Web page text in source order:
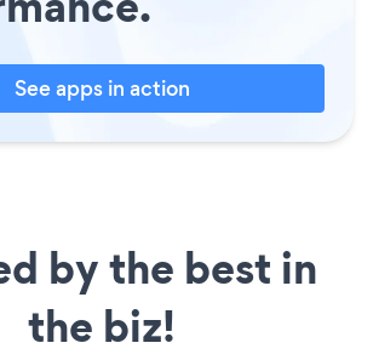
See apps in action
by the best in
the biz!